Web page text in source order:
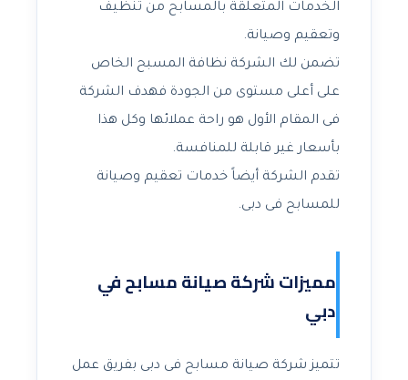
الخدمات المتعلقة بالمسابح من تنظيف
وتعقيم وصيانة.
تضمن لك الشركة نظافة المسبح الخاص
على أعلى مستوى من الجودة فهدف الشركة
فى المقام الأول هو راحة عملائها وكل هذا
بأسعار غير قابلة للمنافسة.
تقدم الشركة أيضاً خدمات تعقيم وصيانة
للمسابح فى دبى.
مميزات شركة صيانة مسابح في
دبي
تتميز شركة صيانة مسابح فى دبى بفريق عمل